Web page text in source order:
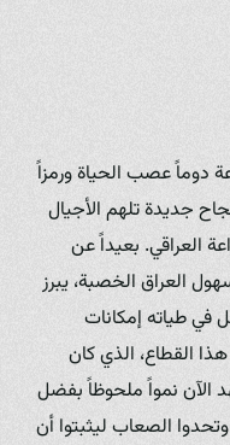
دوماً عصب الحياة ورمزاً
جديدة تلهم الأجيال
العراقي. بعيداً عن
العراق الخصبة، يبرز
طياته إمكانات
القطاع، الذي كان
الآن نمواً ملحوظاً بفضل
الصعاب ليثبتوا أن